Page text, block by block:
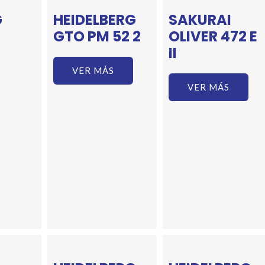
HEIDELBERG
GTO PM 52 2
VER MÁS
SAKURAI
OLIVER 472 E
II
VER MÁS